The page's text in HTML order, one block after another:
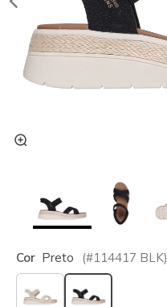
Cor Preto (#114417 BLK)